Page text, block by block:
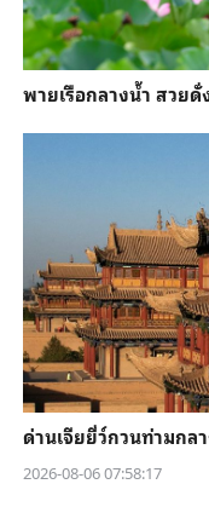
พายเรือกลางน้ำ สวย
ด่านเจียยี่ว์กวนท่ามก
2026-08-06 07:58:17